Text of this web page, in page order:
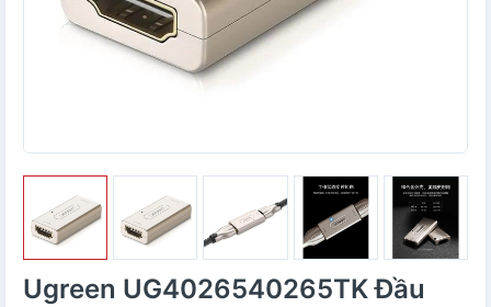
Ugreen UG4026540265TK Đầu